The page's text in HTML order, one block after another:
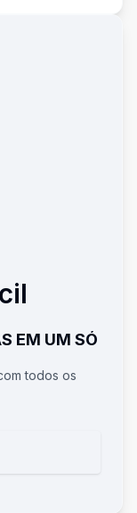
EM UM SÓ
todos os